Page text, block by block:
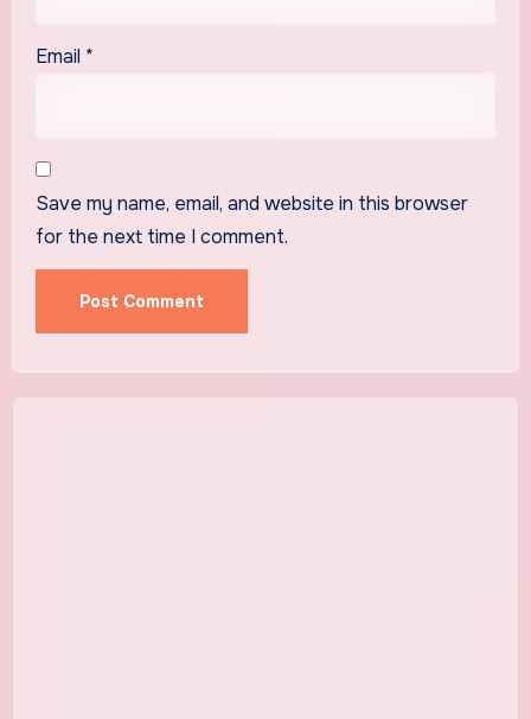
Email *
Save my name, email, and website in this browser
for the next time I comment.